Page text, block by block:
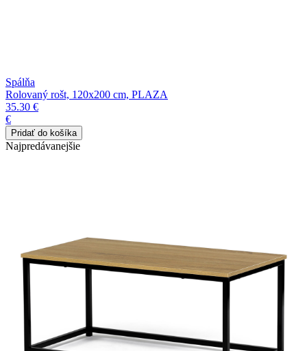
Spálňa
Rolovaný rošt, 120x200 cm, PLAZA
35.30 €
€
Najpredávanejšie